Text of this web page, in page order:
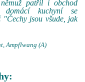
patřil i obchod
domácí kuchyní se
"Čechy jsou všude, jak
Ampflwang (A)